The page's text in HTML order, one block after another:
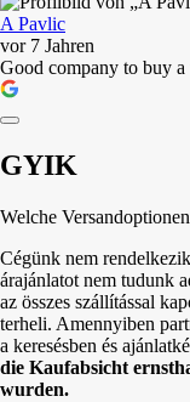
A Pavlic
vor 7 Jahren
Good company to buy a
GYIK
Welche
Cégünk nem
árajánlatot nem tudunk
az összes szállítással
terheli. Amennyiben
a keresésben és
die Kaufabsicht
wurden.